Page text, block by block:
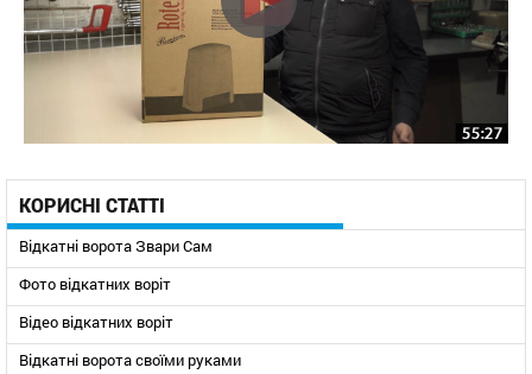
КОРИСНІ СТАТТІ
Відкатні ворота Звари Сам
Фото відкатних воріт
Відео відкатних воріт
Відкатні ворота своїми руками